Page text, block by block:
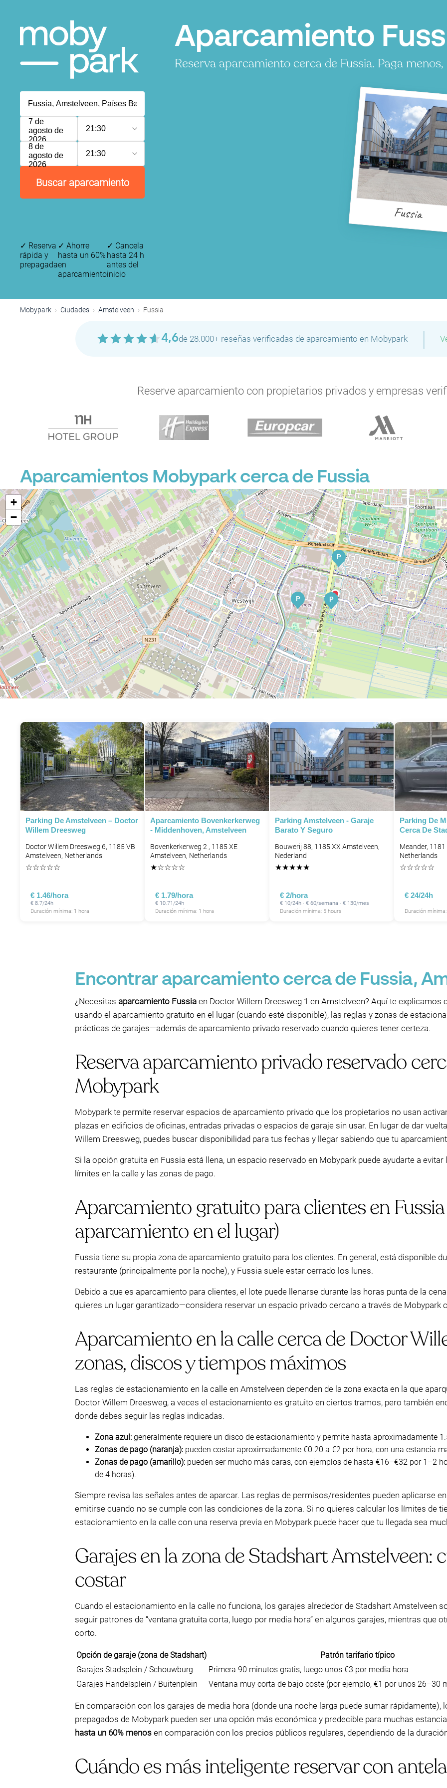
Aparcamiento
Reserva aparcamiento cerca de Fussia. Paga
7 de
agosto de
2026
21:30
8 de
agosto de
2026
21:30
Buscar aparcamiento
Fussia
✓ Reserva
rápida y
prepagada
✓ Ahorre
hasta un 60%
en
aparcamiento
✓ Cancela
hasta 24 h
antes del
inicio
Mobypark Ciudades Amstelveen Fussia
4,6de 28.000+ reseñas verificadas de aparcamiento en Mobypark |
Reserve aparcamiento con propietarios privados y empresas
Aparcamientos Mobypark cerca de Fussia
P
P
P
+
−
Parking De Amstelveen – Doctor
Willem Dreesweg
Doctor Willem Dreesweg 6, 1185 VB
Amstelveen, Netherlands
☆☆☆☆☆
€ 1.46/hora
€ 8.7/24h
Duración mínima: 1 hora
Aparcamiento Bovenkerkerweg
- Middenhoven, Amstelveen
Bovenkerkerweg 2 , 1185 XE
Amstelveen, Netherlands
★☆☆☆☆
€ 1.79/hora
€ 10.71/24h
Duración mínima: 1 hora
Parking Amstelveen - Garaje
Barato Y Seguro
Bouwerij 88, 1185 XX Amstelveen,
Nederland
★★★★★
€ 2/hora
€ 10/24h · € 60/semana · € 130/mes
Duración mínima: 5 hours
Parking De
Cerca De
Meander,
Netherlands
☆☆☆☆☆
€ 24/24h
Duración
Encontrar aparcamiento cerca de Fussia,
¿Necesitas aparcamiento Fussia en Doctor Willem Dreesweg 1 en Amstelveen? Aquí te explicamos
usando el aparcamiento gratuito en el lugar (cuando esté disponible), las reglas y zonas de
prácticas de garajes—además de aparcamiento privado reservado cuando quieres tener certeza.
Reserva aparcamiento privado reservado
Mobypark
Mobypark te permite reservar espacios de aparcamiento privado que los propietarios no usan
plazas en edificios de oficinas, entradas privadas o espacios de garaje sin usar. En lugar de dar
Willem Dreesweg, puedes buscar disponibilidad para tus fechas y llegar sabiendo que tu
Si la opción gratuita en Fussia está llena, un espacio reservado en Mobypark puede ayudarte a
límites en la calle y las zonas de pago.
Aparcamiento gratuito para clientes en Fussia
aparcamiento en el lugar)
Fussia tiene su propia zona de aparcamiento gratuito para los clientes. En general, está disponible
restaurante (principalmente por la noche), y Fussia suele estar cerrado los lunes.
Debido a que es aparcamiento para clientes, el lote puede llenarse durante las horas punta de la
quieres un lugar garantizado—considera reservar un espacio privado cercano a través de Mobypark
Aparcamiento en la calle cerca de Doctor
zonas, discos y tiempos máximos
Las reglas de estacionamiento en la calle en Amstelveen dependen de la zona exacta en la que
Doctor Willem Dreesweg, a veces el estacionamiento es gratuito en ciertos tramos, pero también
donde debes seguir las reglas indicadas.
Zona azul: generalmente requiere un disco de estacionamiento y permite hasta aproximadamente
Zonas de pago (naranja): pueden costar aproximadamente €0.20 a €2 por hora, con una estancia
Zonas de pago (amarillo): pueden ser mucho más caras, con ejemplos de hasta €16–€32 por 1–2
de 4 horas).
Siempre revisa las señales antes de aparcar. Las reglas de permisos/residentes pueden aplicarse
emitirse cuando no se cumple con las condiciones de la zona. Si no quieres calcular los límites de
estacionamiento en la calle con una reserva previa en Mobypark puede hacer que tu llegada sea
Garajes en la zona de Stadshart Amstelveen:
costar
Cuando el estacionamiento en la calle no funciona, los garajes alrededor de Stadshart Amstelveen
seguir patrones de “ventana gratuita corta, luego por media hora” en algunos garajes, mientras que
corto.
Opción de garaje (zona de Stadshart) Patrón tarifario típico
Garajes Stadsplein / Schouwburg
Primera 90 minutos gratis, luego unos €3 por media hora
Garajes Handelsplein / Buitenplein
Ventana muy corta de bajo coste (por ejemplo, €1 por unos 26–30
En comparación con los garajes de media hora (donde una noche larga puede sumar
prepagados de Mobypark pueden ser una opción más económica y predecible para muchas
hasta un 60% menos en comparación con los precios públicos regulares, dependiendo de la
Cuándo es más inteligente reservar con